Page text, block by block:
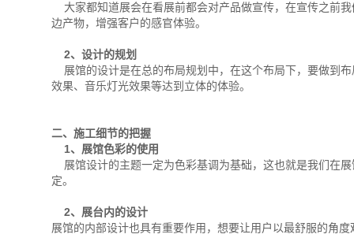
大家都知道展会在看展前都会对产品做宣传，在宣传之前
边产物，增强客户的感官体验。
2、设计的规划
展馆的设计是在总的布局规划中，在这个布局下，要做到
效果、音乐灯光效果等达到立体的体验。
二、施工细节的把握
1、展馆色彩的使用
展馆设计的主题一定为色彩基调为基础，这也就是我们在
定。
2、展台内的设计
展馆的内部设计也具有重要作用，想要让用户以最舒服的角